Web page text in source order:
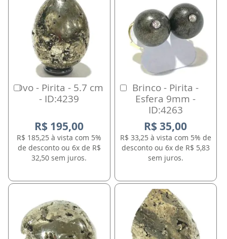
Ovo - Pirita - 5.7 cm
- ID:4239
R$ 195,00
R$ 185,25 à vista com 5%
de desconto ou 6x de R$
32,50 sem juros.
Comprar
Brinco - Pirita -
Esfera 9mm -
ID:4263
R$ 35,00
R$ 33,25 à vista com 5% de
desconto ou 6x de R$ 5,83
sem juros.
Comprar